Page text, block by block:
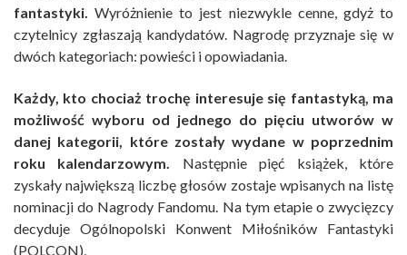
fantastyki. Wyróżnienie to jest niezwykle cenne, gdyż to
czytelnicy zgłaszają kandydatów. Nagrodę przyznaje się w
dwóch kategoriach: powieści i opowiadania.
Każdy, kto chociaż trochę interesuje się fantastyką, ma
możliwość wyboru od jednego do pięciu utworów w
danej kategorii, które zostały wydane w poprzednim
roku kalendarzowym. Następnie pięć książek, które
zyskały największą liczbę głosów zostaje wpisanych na listę
nominacji do Nagrody Fandomu. Na tym etapie o zwycięzcy
decyduje Ogólnopolski Konwent Miłośników Fantastyki
(POLCON).